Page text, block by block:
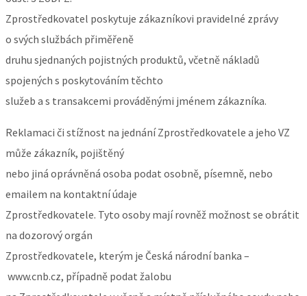
Zprostředkovatel poskytuje zákazníkovi pravidelné zprávy
o svých službách přiměřeně
druhu sjednaných pojistných produktů, včetně nákladů
spojených s poskytováním těchto
služeb a s transakcemi prováděnými jménem zákazníka.
Reklamaci či stížnost na jednání Zprostředkovatele a jeho VZ
může zákazník, pojištěný
nebo jiná oprávněná osoba podat osobně, písemně, nebo
emailem na kontaktní údaje
Zprostředkovatele. Tyto osoby mají rovněž možnost se obrátit
na dozorový orgán
Zprostředkovatele, kterým je Česká národní banka –
www.cnb.cz, případně podat žalobu